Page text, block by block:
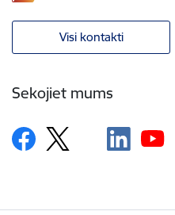
Visi kontakti
Sekojiet mums